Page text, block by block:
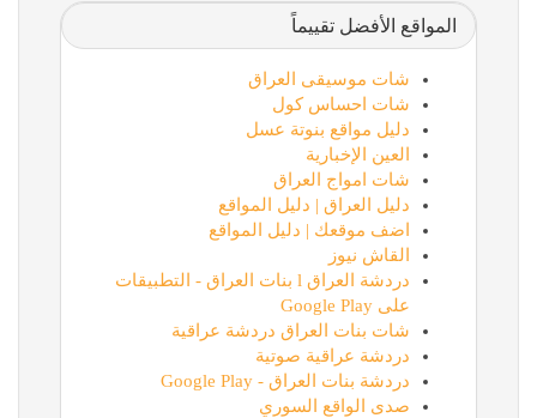
المواقع الأفضل تقييماً
شات موسيقى العراق
شات احساس كول
دليل مواقع بنوتة عسل
العين الإخبارية
شات امواج العراق
دليل العراق | دليل المواقع
اضف موقعك | دليل المواقع
القاش نيوز
دردشة العراق l بنات العراق - التطبيقات
على Google Play
شات بنات العراق دردشة عراقية
دردشة عراقية صوتية
دردشة بنات العراق - Google Play
صدى الواقع السوري